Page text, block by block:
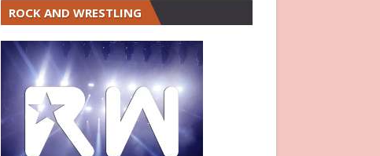
ROCK AND WRESTLING